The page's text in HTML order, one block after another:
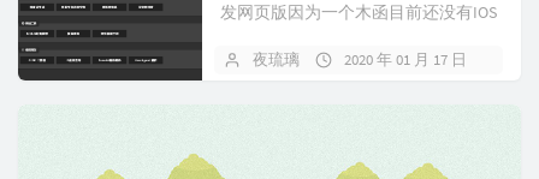
发网页版因为一个木函目前还没有IOS
夜琉璃 2020 年 01 月 17 日